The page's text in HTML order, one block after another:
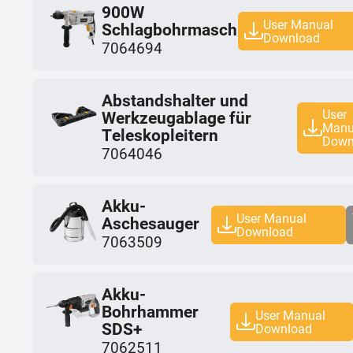
900W
Schlagbohrmaschine
7064694
User Manual
Download
Abstandshalter und
Werkzeugablage für
Teleskopleitern
7064046
User
Akku-
Aschesauger
7063509
User Manual
Download
Akku-
Bohrhammer
SDS+
7062511
User Manual
Download